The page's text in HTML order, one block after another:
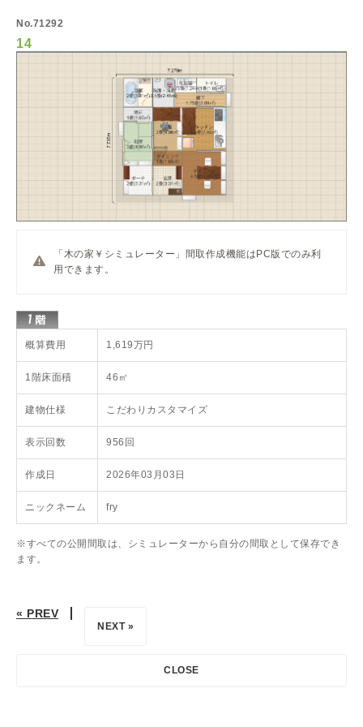
No.71292
14
「木の家￥シミュレーター」間取作成機能はPC版でのみ利
用できます。
概算費用 1,619万円
1階床面積 46㎡
建物仕様 こだわりカスタマイズ
表示回数 956回
作成日 2026年03月03日
ニックネーム fry
※すべての公開間取は、シミュレーターから自分の間取として保存でき
ます。
« PREV
NEXT »
CLOSE